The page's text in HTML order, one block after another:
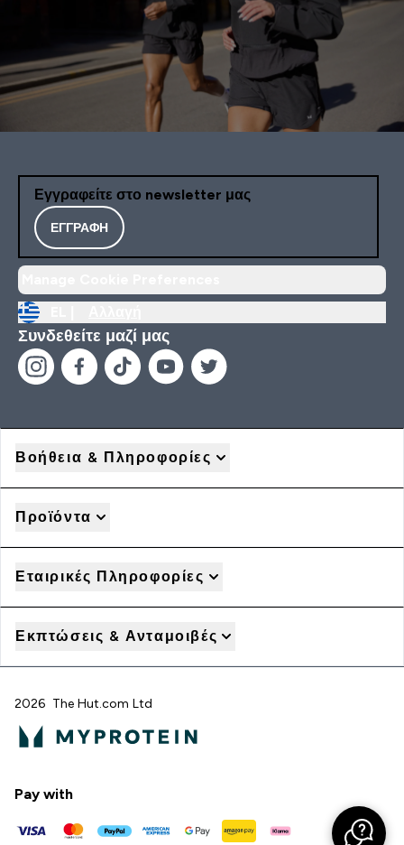
Εγγραφείτε στο newsletter μας
ΕΓΓΡΑΦΉ
Συνδεθείτε μαζί μας
Βοήθεια & Πληροφορίες
Προϊόντα
Εταιρικές Πληροφορίες
Εκπτώσεις & Ανταμοιβές
2026 The Hut.com Ltd
Pay with